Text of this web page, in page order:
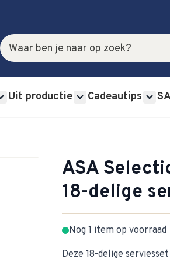
Zoek
Uit productie Cadeautips
ASA
18-delige
Nog 1 item op voorraad
Deze 18-delige